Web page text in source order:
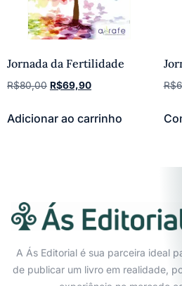
Jornada da Fertilidade
R$80,00 R$69,90
Adicionar ao carrinho
R$
A Ás Editorial é sua parceira ideal
de publicar um livro em realidade,